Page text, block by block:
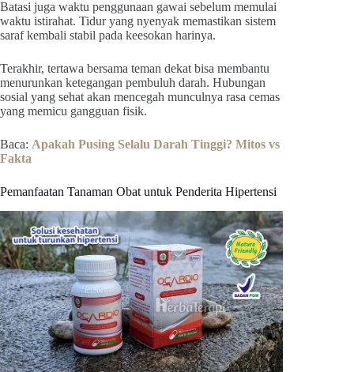
Batasi juga waktu penggunaan gawai sebelum memulai
waktu istirahat. Tidur yang nyenyak memastikan sistem
saraf kembali stabil pada keesokan harinya.
Terakhir, tertawa bersama teman dekat bisa membantu
menurunkan ketegangan pembuluh darah. Hubungan
sosial yang sehat akan mencegah munculnya rasa cemas
yang memicu gangguan fisik.
Baca: Apakah Pusing Selalu Darah Tinggi? Mitos vs
Fakta
Pemanfaatan Tanaman Obat untuk Penderita Hipertensi